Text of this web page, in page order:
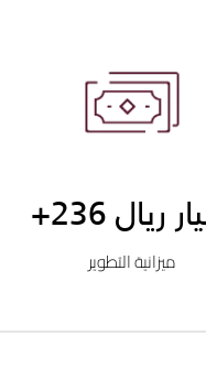
ريال
ميزانية التطوير